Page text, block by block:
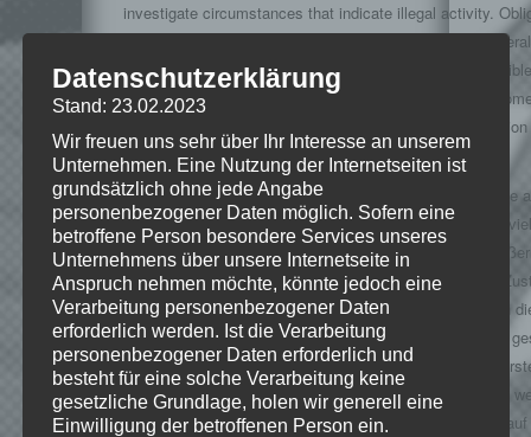
investigate circumstances that indicate illegal activity.
remove or block the use of information according to
unaffected. However, liability in this respect is only
time of knowledge of a concrete infringement. If we
any such violations, we will remove the content in
Urheberrecht
Die durch die Seitenbetreiber erstellten Inhalte und Werke
Seiten unterliegen dem deutschen Urheberrecht. Die
Bearbeitung, Verbreitung und jede Art der Verwertung
Grenzen des Urheberrechtes bedürfen der schriftlichen
jeweiligen Autors bzw. Erstellers. Downloads und Kopien
sind nur für den privaten, nicht kommerziellen Gebrauch
Soweit die Inhalte auf dieser Seite nicht vom Betreiber
werden die Urheberrechte Dritter beachtet. Insbesondere
Dritter als solche gekennzeichnet. Sollten Sie trotzdem
Datenschutzerklärung
Stand: 23.02.2023
Wir freuen uns sehr über Ihr Interesse an unserem
Unternehmen. Eine Nutzung der Internetseiten ist
grundsätzlich ohne jede Angabe
personenbezogener Daten möglich. Sofern eine
betroffene Person besondere Services unseres
Unternehmens über unsere Internetseite in
Anspruch nehmen möchte, könnte jedoch eine
Verarbeitung personenbezogener Daten
erforderlich werden. Ist die Verarbeitung
personenbezogener Daten erforderlich und
besteht für eine solche Verarbeitung keine
gesetzliche Grundlage, holen wir generell eine
Einwilligung der betroffenen Person ein.